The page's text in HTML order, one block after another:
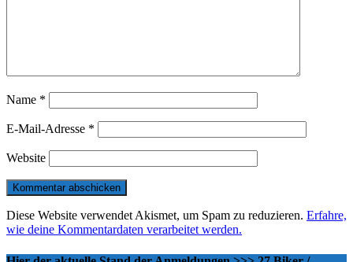
Name *
E-Mail-Adresse *
Website
Diese Website verwendet Akismet, um Spam zu reduzieren. Erfahre,
wie deine Kommentardaten verarbeitet werden.